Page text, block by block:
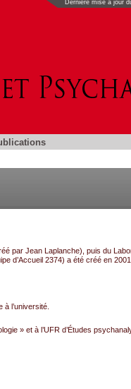
Dernière mise à jour
par Jean Laplanche), puis du
d’Accueil 2374) a été créé en 2001.
l’université.
» et à l’UFR d’Études